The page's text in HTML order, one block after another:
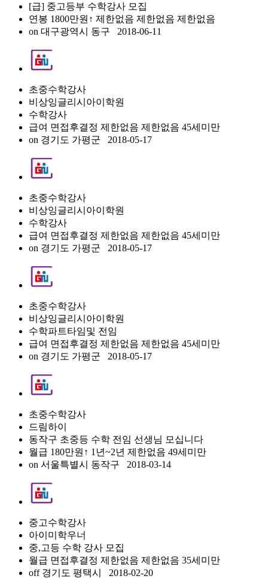
[급] 중고등부 수학강사 모집
연봉 1800만원↑ 제한없음 제한없음 제한없음
on 대구광역시 동구 2018-06-11
초중수학강사
비상잉글리시아이학원
수학강사
급여 면접후결정 제한없음 제한없음 45세미만
on 경기도 가평군 2018-05-17
초중수학강사
비상잉글리시아이학원
수학강사
급여 면접후결정 제한없음 제한없음 45세미만
on 경기도 가평군 2018-05-17
초중수학강사
비상잉글리시아이학원
수학파트타임및 전임
급여 면접후결정 제한없음 제한없음 45세미만
on 경기도 가평군 2018-05-17
초중수학강사
드림하이
동작구 초중등 수학 전임 선생님 모십니다
월급 180만원↑ 1년~2년 제한없음 49세미만
on 서울특별시 동작구 2018-03-14
중고수학강사
아이미학우너
중,고등 수학 강사 모집
월급 면접후결정 제한없음 제한없음 35세미만
off 경기도 평택시 2018-02-20